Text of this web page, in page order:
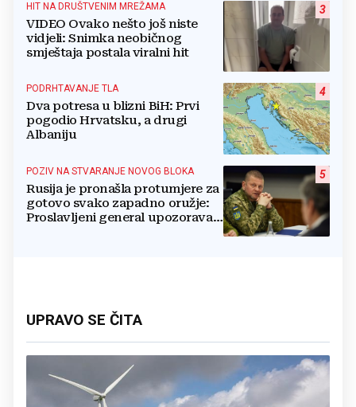
3
HIT NA DRUŠTVENIM MREŽAMA
VIDEO Ovako nešto još niste
vidjeli: Snimka neobičnog
smještaja postala viralni hit
4
PODRHTAVANJE TLA
Dva potresa u blizni BiH: Prvi
pogodio Hrvatsku, a drugi
Albaniju
5
POZIV NA STVARANJE NOVOG BLOKA
Rusija je pronašla protumjere za
gotovo svako zapadno oružje:
Proslavljeni general upozorava
UPRAVO SE ČITA